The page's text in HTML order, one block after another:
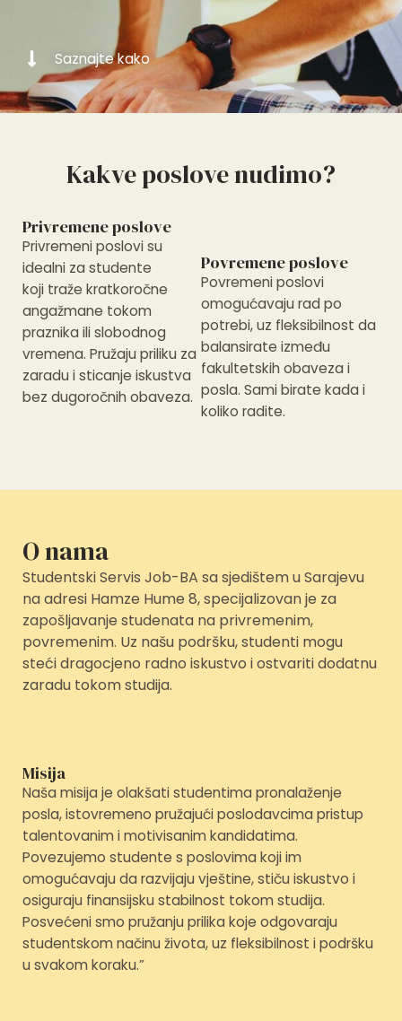
Saznajte kako
Kakve poslove nudimo?
Privremene poslove
Privremeni poslovi su
idealni za studente
koji traže kratkoročne
angažmane tokom
praznika ili slobodnog
vremena. Pružaju priliku za
zaradu i sticanje iskustva
bez dugoročnih obaveza.
Povremene poslove
Povremeni poslovi
omogućavaju rad po
potrebi, uz fleksibilnost da
balansirate između
fakultetskih obaveza i
posla. Sami birate kada i
koliko radite.
O nama
Studentski Servis Job-BA sa sjedištem u Sarajevu
na adresi Hamze Hume 8, specijalizovan je za
zapošljavanje studenata na privremenim,
povremenim. Uz našu podršku, studenti mogu
steći dragocjeno radno iskustvo i ostvariti dodatnu
zaradu tokom studija.
Misija
Naša misija je olakšati studentima pronalaženje
posla, istovremeno pružajući poslodavcima pristup
talentovanim i motivisanim kandidatima.
Povezujemo studente s poslovima koji im
omogućavaju da razvijaju vještine, stiču iskustvo i
osiguraju finansijsku stabilnost tokom studija.
Posvećeni smo pružanju prilika koje odgovaraju
studentskom načinu života, uz fleksibilnost i podršku
u svakom koraku.”